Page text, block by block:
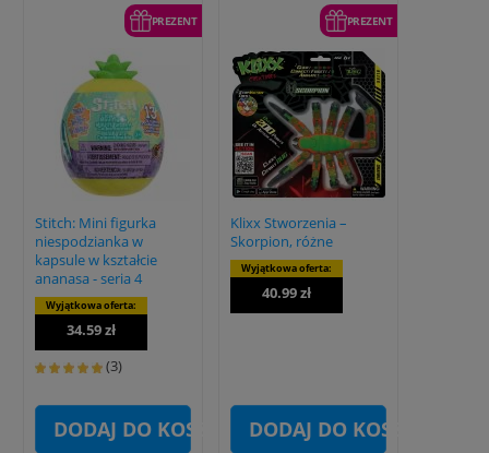
PREZENT
Stitch: Mini figurka
niespodzianka w
kapsule w kształcie
ananasa - seria 4
Wyjątkowa oferta:
34.59 zł
(3)
DODAJ DO KOSZYKA
PREZENT
Klixx Stworzenia –
Skorpion, różne
Wyjątkowa oferta:
40.99 zł
DODAJ DO KOSZYKA